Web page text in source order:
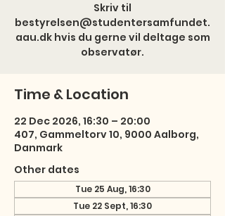
Skriv til
bestyrelsen@studentersamfundet.
aau.dk hvis du gerne vil deltage som
observatør.
Time & Location
22 Dec 2026, 16:30 – 20:00
407, Gammeltorv 10, 9000 Aalborg,
Danmark
Other dates
Tue 25 Aug, 16:30
Tue 22 Sept, 16:30